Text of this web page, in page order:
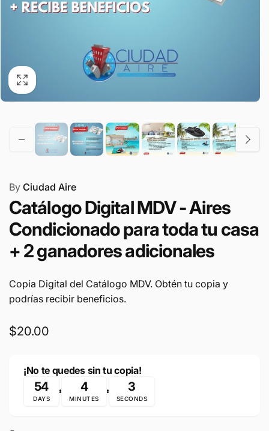
By Ciudad Aire
Catálogo Digital MDV - Aires
Condicionado para toda tu casa
+ 2 ganadores adicionales
Copia Digital del Catálogo MDV. Obtén tu copia y
podrías recibir beneficios.
Regular
$20.00
¡No te quedes sin tu copia!
54
DAYS
4
MINUTES
3
SECONDS